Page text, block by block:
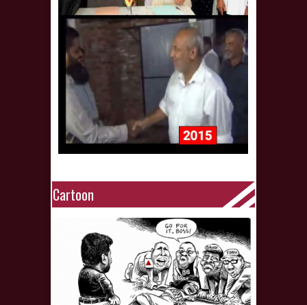
Cartoon